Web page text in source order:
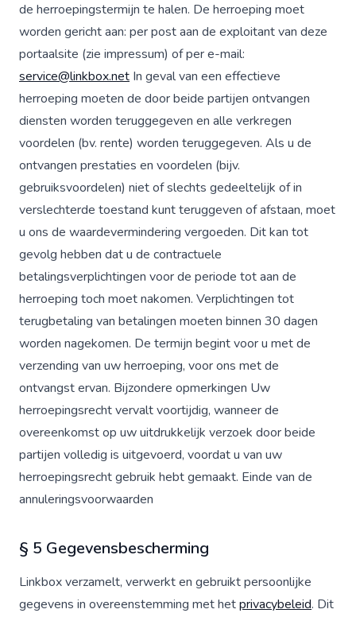
de herroepingstermijn te halen. De herroeping moet
worden gericht aan: per post aan de exploitant van deze
portaalsite (zie impressum) of per e-mail:
service@linkbox.net In geval van een effectieve
herroeping moeten de door beide partijen ontvangen
diensten worden teruggegeven en alle verkregen
voordelen (bv. rente) worden teruggegeven. Als u de
ontvangen prestaties en voordelen (bijv.
gebruiksvoordelen) niet of slechts gedeeltelijk of in
verslechterde toestand kunt teruggeven of afstaan, moet
u ons de waardevermindering vergoeden. Dit kan tot
gevolg hebben dat u de contractuele
betalingsverplichtingen voor de periode tot aan de
herroeping toch moet nakomen. Verplichtingen tot
terugbetaling van betalingen moeten binnen 30 dagen
worden nagekomen. De termijn begint voor u met de
verzending van uw herroeping, voor ons met de
ontvangst ervan. Bijzondere opmerkingen Uw
herroepingsrecht vervalt voortijdig, wanneer de
overeenkomst op uw uitdrukkelijk verzoek door beide
partijen volledig is uitgevoerd, voordat u van uw
herroepingsrecht gebruik hebt gemaakt. Einde van de
annuleringsvoorwaarden
§ 5 Gegevensbescherming
Linkbox verzamelt, verwerkt en gebruikt persoonlijke
gegevens in overeenstemming met hetprivacybeleid. Dit